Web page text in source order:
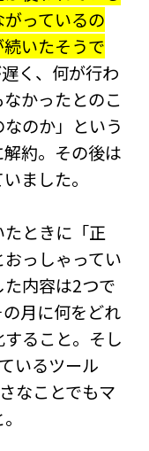
っているの
いたそうで
く、何が行わ
かったとのこ
のか」という
約。その後は
ました。
ときに「正
っしゃってい
内容は2つで
月に何をどれ
ること。そし
いるツール
なことでもマ